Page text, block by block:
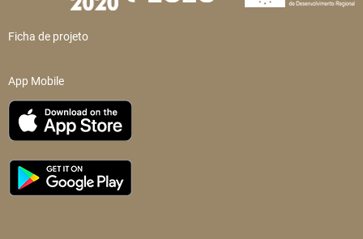
Ficha de projeto
App Mobile